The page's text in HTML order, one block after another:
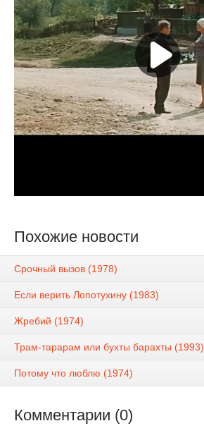
Похожие новости
Срочный вызов (1978)
Если верить Лопотухину (1983)
Жребий (1974)
Трам-тарарам или бухты барахты (1993)
Потому что люблю (1974)
Комментарии (0)